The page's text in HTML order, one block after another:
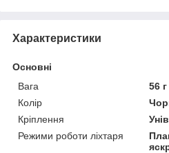
Характеристики
Основні
Вага
56 г
Колір
Кріплення
Режими роботи ліхтаря